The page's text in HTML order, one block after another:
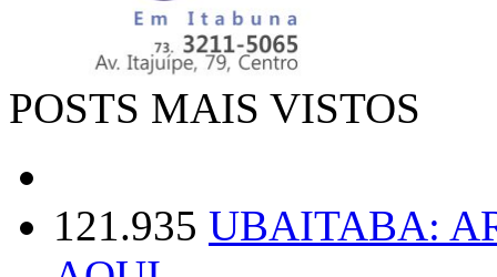
POSTS MAIS VISTOS
121.935 UBAITABA: